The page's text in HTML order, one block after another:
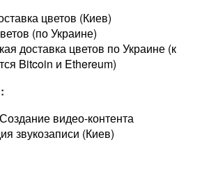
цветов (Киев)
(по Украине)
доставка цветов по Украине (к
Bitcoin и Ethereum)
видео-контента
звукозаписи (Киев)